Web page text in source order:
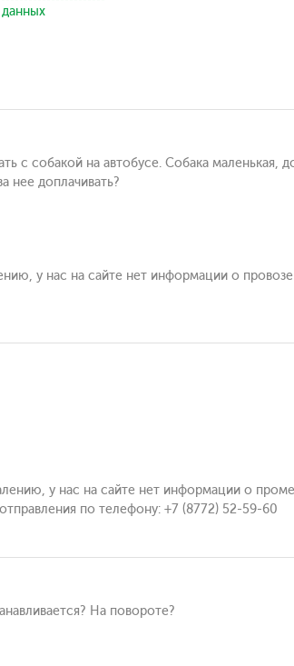
с собакой на автобусе. Собака маленькая,
нее доплачивать?
у нас на сайте нет информации о
у нас на сайте нет информации о
по телефону: +7 (8772) 52-59-60
На повороте?